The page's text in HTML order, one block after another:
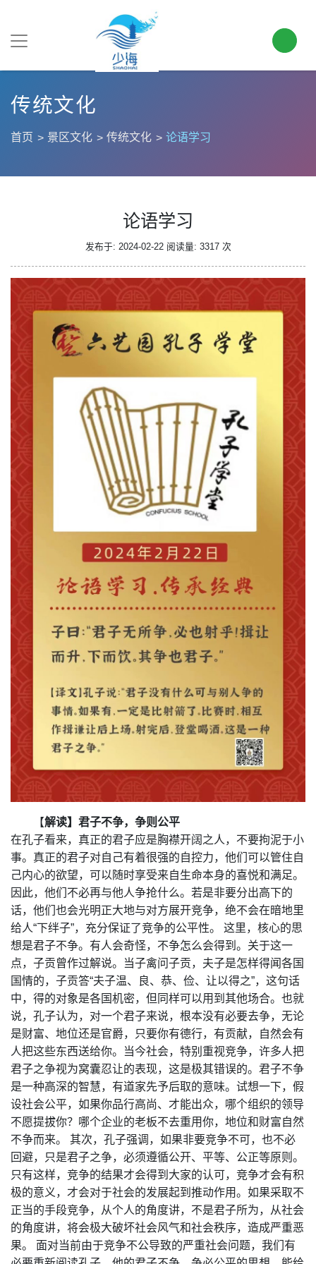
传统文化
首页 景区文化 传统文化 论语学习
论语学习
发布于: 2024-02-22 阅读量: 3317 次
【解读】君子不争，争则公平
在孔子看来，真正的君子应是胸襟开阔之人，不要拘泥于小
事。真正的君子对自己有着很强的自控力，他们可以管住自
己内心的欲望，可以随时享受来自生命本身的喜悦和满足。
因此，他们不必再与他人争抢什么。若是非要分出高下的
话，他们也会光明正大地与对方展开竞争，绝不会在暗地里
给人“下绊子”，充分保证了竞争的公平性。 这里，核心的思
想是君子不争。有人会奇怪，不争怎么会得到。关于这一
点，子贡曾作过解说。当子禽问子贡，夫子是怎样得闻各国
国情的，子贡答“夫子温、良、恭、俭、让以得之”，这句话
中，得的对象是各国机密，但同样可以用到其他场合。也就
说，孔子认为，对一个君子来说，根本没有必要去争，无论
是财富、地位还是官爵，只要你有德行，有贡献，自然会有
人把这些东西送给你。当今社会，特别重视竞争，许多人把
君子之争视为窝囊忍让的表现，这是极其错误的。君子不争
是一种高深的智慧，有道家先予后取的意味。试想一下，假
设社会公平，如果你品行高尚、才能出众，哪个组织的领导
不愿提拔你？哪个企业的老板不去重用你，地位和财富自然
不争而来。 其次，孔子强调，如果非要竞争不可，也不必
回避，只是君子之争，必须遵循公开、平等、公正等原则。
只有这样，竞争的结果才会得到大家的认可，竞争才会有积
极的意义，才会对于社会的发展起到推动作用。如果采取不
正当的手段竞争，从个人的角度讲，不是君子所为，从社会
的角度讲，将会极大破坏社会风气和社会秩序，造成严重恶
果。 面对当前由于竞争不公导致的严重社会问题，我们有